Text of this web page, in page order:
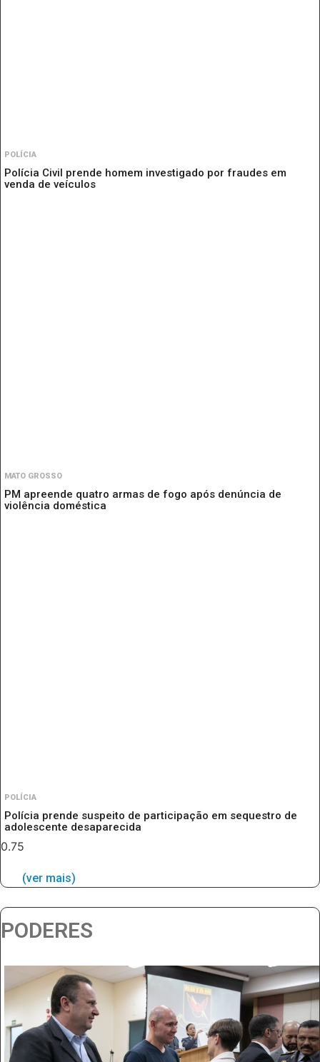
POLÍCIA
Polícia Civil prende homem investigado por fraudes em
venda de veículos
MATO GROSSO
PM apreende quatro armas de fogo após denúncia de
violência doméstica
POLÍCIA
Polícia prende suspeito de participação em sequestro de
adolescente desaparecida
(ver mais)
PODERES